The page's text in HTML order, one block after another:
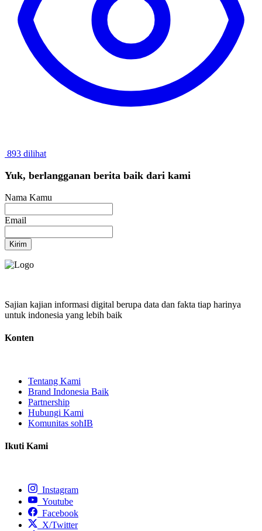
893 dilihat
Yuk, berlangganan berita baik dari kami
Nama Kamu
Email
Kirim
Sajian kajian informasi digital berupa data dan fakta tiap harinya
untuk indonesia yang lebih baik
Konten
Tentang Kami
Brand Indonesia Baik
Partnership
Hubungi Kami
Komunitas sohIB
Ikuti Kami
Instagram
Youtube
Facebook
X/Twitter